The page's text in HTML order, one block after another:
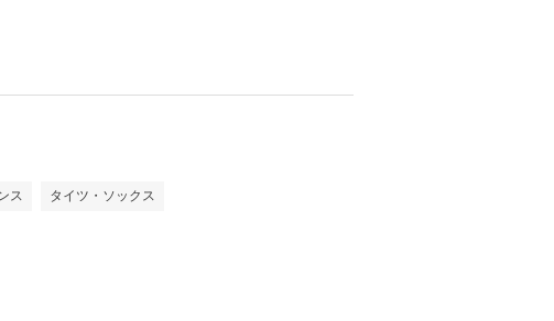
ス タイツ・ソックス